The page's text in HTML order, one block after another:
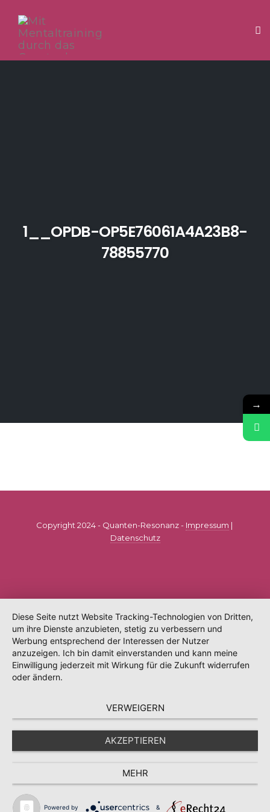
1__OPDB-OP5E76061A4A23B8-
78855770
Copyright 2024 - Quanten-Resonanz - Impressum |
Datenschutz
→
Diese Seite nutzt Website Tracking-Technologien von Dritten,
um ihre Dienste anzubieten, stetig zu verbessern und
Werbung entsprechend der Interessen der Nutzer
anzuzeigen. Ich bin damit einverstanden und kann meine
Einwilligung jederzeit mit Wirkung für die Zukunft widerrufen
oder ändern.
VERWEIGERN
AKZEPTIEREN
MEHR
Powered by &